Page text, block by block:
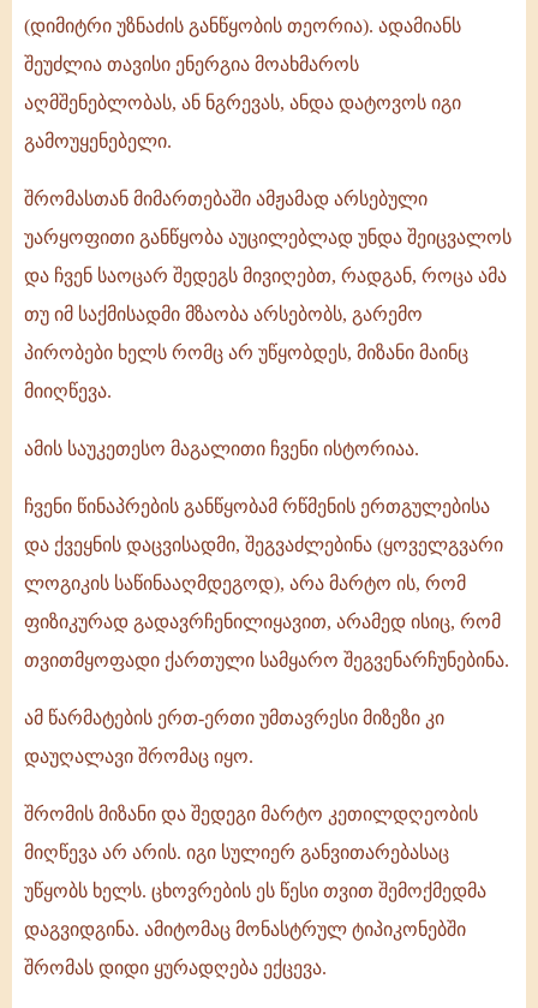
(დიმიტრი უზნაძის განწყობის თეორია). ადამიანს
შეუძლია თავისი ენერგია მოახმაროს
აღმშენებლობას, ან ნგრევას, ანდა დატოვოს იგი
გამოუყენებელი.
შრომასთან მიმართებაში ამჟამად არსებული
უარყოფითი განწყობა აუცილებლად უნდა შეიცვალოს
და ჩვენ საოცარ შედეგს მივიღებთ, რადგან, როცა ამა
თუ იმ საქმისადმი მზაობა არსებობს, გარემო
პირობები ხელს რომც არ უწყობდეს, მიზანი მაინც
მიიღწევა.
ამის საუკეთესო მაგალითი ჩვენი ისტორიაა.
ჩვენი წინაპრების განწყობამ რწმენის ერთგულებისა
და ქვეყნის დაცვისადმი, შეგვაძლებინა (ყოველგვარი
ლოგიკის საწინააღმდეგოდ), არა მარტო ის, რომ
ფიზიკურად გადავრჩენილიყავით, არამედ ისიც, რომ
თვითმყოფადი ქართული სამყარო შეგვენარჩუნებინა.
ამ წარმატების ერთ-ერთი უმთავრესი მიზეზი კი
დაუღალავი შრომაც იყო.
შრომის მიზანი და შედეგი მარტო კეთილდღეობის
მიღწევა არ არის. იგი სულიერ განვითარებასაც
უწყობს ხელს. ცხოვრების ეს წესი თვით შემოქმედმა
დაგვიდგინა. ამიტომაც მონასტრულ ტიპიკონებში
შრომას დიდი ყურადღება ექცევა.